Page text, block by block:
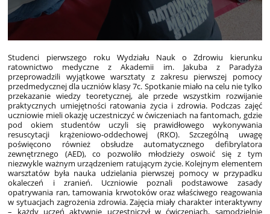
Studenci pierwszego roku Wydziału Nauk o Zdrowiu kierunku
ratownictwo medyczne z Akademii im. Jakuba z Paradyża
przeprowadzili wyjątkowe warsztaty z zakresu pierwszej pomocy
przedmedycznej dla uczniów klasy 7c. Spotkanie miało na celu nie tylko
przekazanie wiedzy teoretycznej, ale przede wszystkim rozwijanie
praktycznych umiejętności ratowania życia i zdrowia. Podczas zajęć
uczniowie mieli okazję uczestniczyć w ćwiczeniach na fantomach, gdzie
pod okiem studentów uczyli się prawidłowego wykonywania
resuscytacji krążeniowo-oddechowej (RKO). Szczególną uwagę
poświęcono również obsłudze automatycznego defibrylatora
zewnętrznego (AED), co pozwoliło młodzieży oswoić się z tym
niezwykle ważnym urządzeniem ratującym życie. Kolejnym elementem
warsztatów była nauka udzielania pierwszej pomocy w przypadku
okaleczeń i zranień. Uczniowie poznali podstawowe zasady
opatrywania ran, tamowania krwotoków oraz właściwego reagowania
w sytuacjach zagrożenia zdrowia. Zajęcia miały charakter interaktywny
– każdy uczeń aktywnie uczestniczył w ćwiczeniach, samodzielnie